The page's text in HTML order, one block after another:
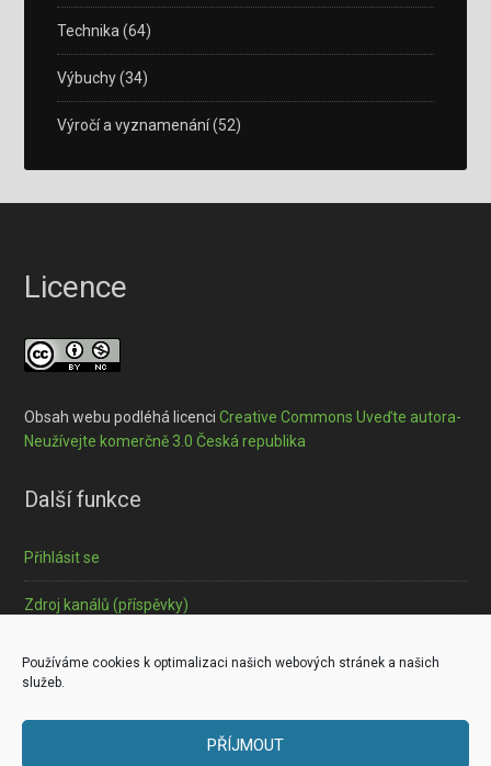
Používáme cookies k optimalizaci našich webových stránek a našich
služeb.
PŘÍJMOUT
Technika (64)
Výbuchy(34)
Výročí a vyznamenání(52)
Licence
Obsah webu podléhá licenciCreative Commons Uveďte autora-
Neužívejte komerčně 3.0 Česká republika
Další funkce
Přihlásit se
Zdroj kanálů (příspěvky)